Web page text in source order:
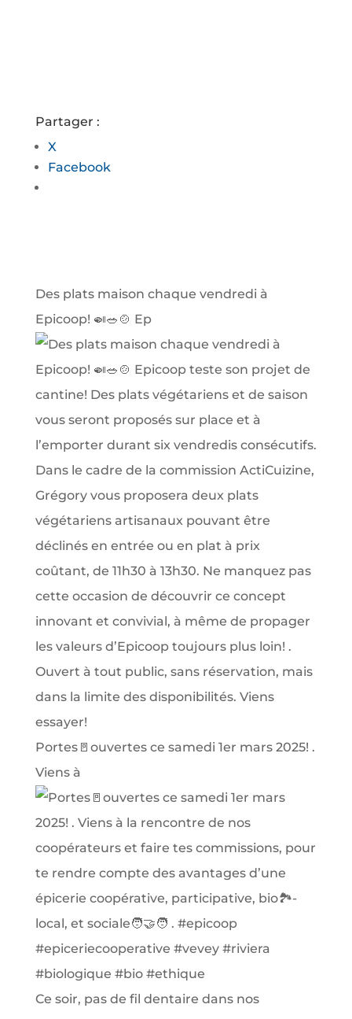
Partager :
X
Facebook
Des plats maison chaque vendredi à
Epicoop! 🍛🥗🍲 Ep
Portes🚪ouvertes ce samedi 1er mars 2025! .
Viens à
Ce soir, pas de fil dentaire dans nos